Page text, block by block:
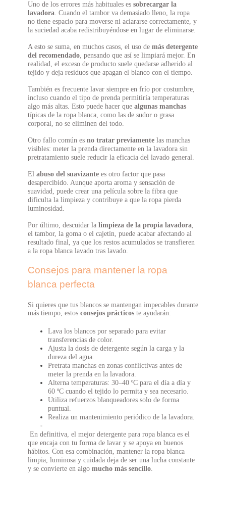
Uno de los errores más habituales es sobrecargar la
lavadora. Cuando el tambor va demasiado lleno, la ropa
no tiene espacio para moverse ni aclararse correctamente, y
la suciedad acaba redistribuyéndose en lugar de eliminarse.
A esto se suma, en muchos casos, el uso de más detergente
del recomendado, pensando que así se limpiará mejor. En
realidad, el exceso de producto suele quedarse adherido al
tejido y deja residuos que apagan el blanco con el tiempo.
También es frecuente lavar siempre en frío por costumbre,
incluso cuando el tipo de prenda permitiría temperaturas
algo más altas. Esto puede hacer que algunas manchas
típicas de la ropa blanca, como las de sudor o grasa
corporal, no se eliminen del todo.
Otro fallo común es no tratar previamentelas manchas
visibles: meter la prenda directamente en la lavadora sin
pretratamiento suele reducir la eficacia del lavado general.
Elabuso del suavizantees otro factor que pasa
desapercibido. Aunque aporta aroma y sensación de
suavidad, puede crear una película sobre la fibra que
dificulta la limpieza y contribuye a que la ropa pierda
luminosidad.
Por último, descuidar lalimpieza de la propia lavadora,
el tambor, la goma o el cajetín, puede acabar afectando al
resultado final, ya que los restos acumulados se transfieren
a la ropa blanca lavado tras lavado.
Consejos para mantener la ropa
blanca perfecta
Si quieres que tus blancos se mantengan impecables durante
más tiempo, estosconsejos prácticoste ayudarán:
Lava los blancos por separado para evitar
transferencias de color.
Ajusta la dosis de detergente según la carga y la
dureza del agua.
Pretrata manchas en zonas conflictivas antes de
meter la prenda en la lavadora.
Alterna temperaturas: 30–40 ºC para el día a día y
60 ºC cuando el tejido lo permita y sea necesario.
Utiliza refuerzos blanqueadores solo de forma
puntual.
Realiza un mantenimiento periódico de la lavadora.
En definitiva, el mejor detergente para ropa blanca es el
que encaja con tu forma de lavar y se apoya en buenos
hábitos. Con esa combinación, mantener la ropa blanca
limpia, luminosa y cuidada deja de ser una lucha constante
y se convierte en algomucho más sencillo.